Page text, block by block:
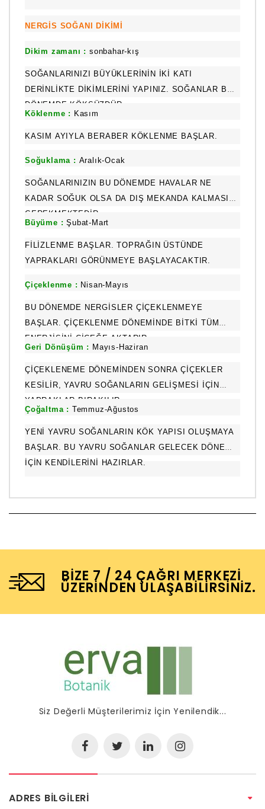
NERGİS SOĞANI DİKİMİ
Dikim zamanı : sonbahar-kış
SOĞANLARINIZI BÜYÜKLERININ IKI KATI
DERINLIKTE DIKIMLERINI YAPINIZ. SOĞANLAR BU
DÖNEMDE KÖKSÜZDÜR
Köklenme : Kasım
KASIM AYIYLA BERABER KÖKLENME BAŞLAR.
Soğuklama : Aralık-Ocak
SOĞANLARINIZIN BU DÖNEMDE HAVALAR NE
KADAR SOĞUK OLSA DA DIŞ MEKANDA KALMASI
GEREKMEKTEDIR.
Büyüme : Şubat-Mart
FILIZLENME BAŞLAR. TOPRAĞIN ÜSTÜNDE
YAPRAKLARI GÖRÜNMEYE BAŞLAYACAKTIR.
Çiçeklenme : Nisan-Mayıs
BU DÖNEMDE NERGISLER ÇIÇEKLENMEYE
BAŞLAR. ÇIÇEKLENME DÖNEMINDE BITKI TÜM
ENERJISINI ÇIÇEĞE AKTARIR.
Geri Dönüşüm : Mayıs-Haziran
ÇIÇEKLENEME DÖNEMINDEN SONRA ÇIÇEKLER
KESILIR, YAVRU SOĞANLARIN GELIŞMESI IÇIN
YAPRAKLAR BIRAKILIR.
Çoğaltma : Temmuz-Ağustos
YENI YAVRU SOĞANLARIN KÖK YAPISI OLUŞMAYA
BAŞLAR. BU YAVRU SOĞANLAR GELECEK DÖNEM
IÇIN KENDILERINI HAZIRLAR.
BIZE 7 / 24 ÇAĞRI MERKEZI
ÜZERINDEN ULAŞABILIRSINIZ.
Siz Değerli Müşterilerimiz İçin Yenilendik...
ADRES BILGILERI